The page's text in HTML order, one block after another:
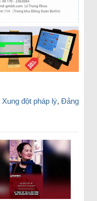
Xung đột pháp lý, Đảng